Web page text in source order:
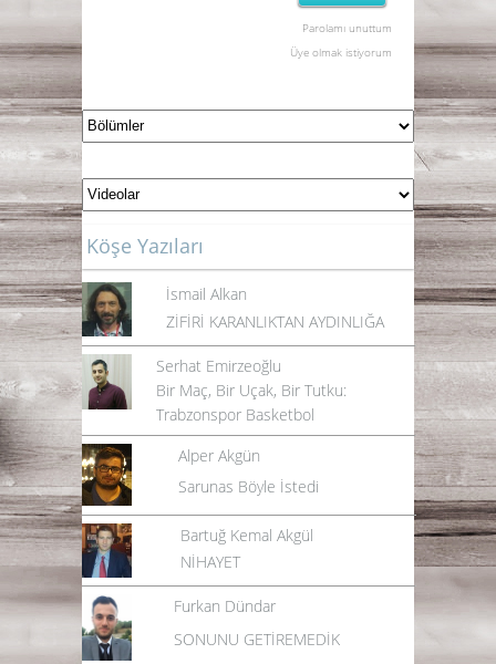
Parolamı unuttum
Üye olmak istiyorum
Köşe Yazıları
İsmail Alkan
ZİFİRİ KARANLIKTAN AYDINLIĞA
Serhat Emirzeoğlu
Bir Maç, Bir Uçak, Bir Tutku:
Trabzonspor Basketbol
Alper Akgün
Sarunas Böyle İstedi
Bartuğ Kemal Akgül
NİHAYET
Furkan Dündar
SONUNU GETİREMEDİK